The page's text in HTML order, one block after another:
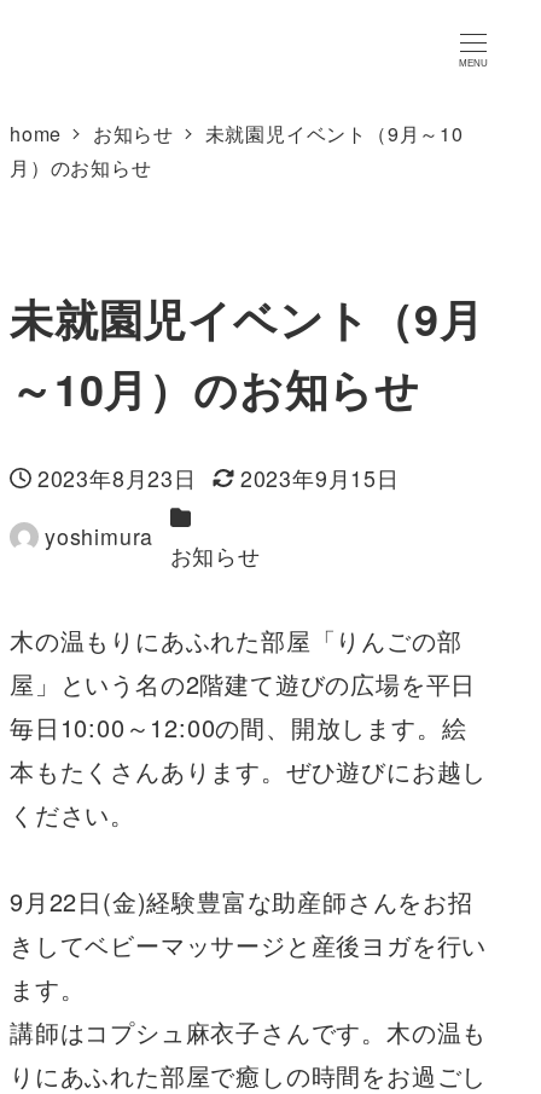
MENU
home お知らせ
未就園児イベント（9月～10
月）のお知らせ
未就園児イベント（9月
～10月）のお知らせ
投稿日
2023年8月23日
更新日
2023年9月15日
著
yoshimura
カテゴリー
お知らせ
木の温もりにあふれた部屋「りんごの部
屋」という名の2階建て遊びの広場を平日
毎日10:00～12:00の間、開放します。絵
本もたくさんあります。ぜひ遊びにお越し
ください。
9月22日(金)経験豊富な助産師さんをお招
きしてベビーマッサージと産後ヨガを行い
ます。
講師はコプシュ麻衣子さんです。木の温も
りにあふれた部屋で癒しの時間をお過ごし